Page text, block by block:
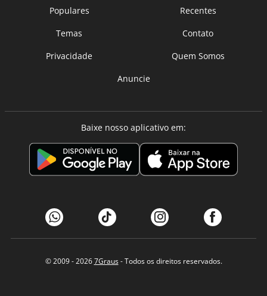
Populares
Recentes
Temas
Contato
Privacidade
Quem Somos
Anuncie
Baixe nosso aplicativo em:
© 2009 - 20267Graus- Todos os direitos reservados.